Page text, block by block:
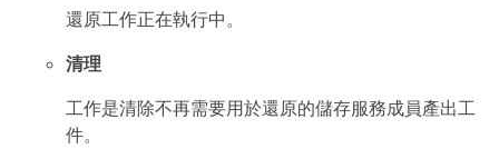
還原工作正在執行中。
清理
工作是清除不再需要用於還原的儲存服務成員產出工
件。